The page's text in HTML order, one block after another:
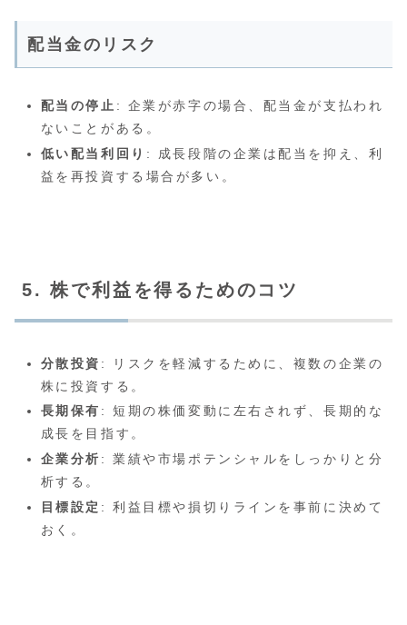
配当金のリスク
配当の停止 : 企業が赤字の場合、配当金が支払われ
ないことがある。
低い配当利回り : 成長段階の企業は配当を抑え、利
益を再投資する場合が多い。
5. 株で利益を得るためのコツ
分散投資 : リスクを軽減するために、複数の企業の
株に投資する。
長期保有 : 短期の株価変動に左右されず、長期的な
成長を目指す。
企業分析 : 業績や市場ポテンシャルをしっかりと分
析する。
目標設定 : 利益目標や損切りラインを事前に決めて
おく。